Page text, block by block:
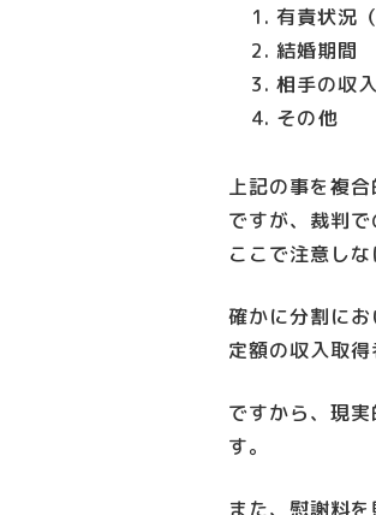
有責状況
結婚期間
相手の収入
その他
上記の事を複
ですが、裁判
ここで注意し
確かに分割に
定額の収入取得
ですから、現
す。
また、慰謝料